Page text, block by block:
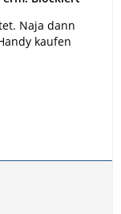
Naja dann
kaufen